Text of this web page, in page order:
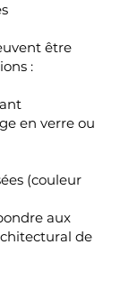
être
:
en verre ou
(couleur
aux
de